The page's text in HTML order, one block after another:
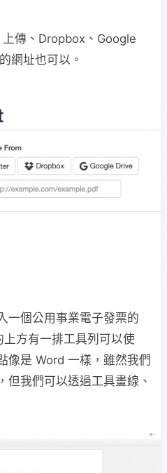
傳、Dropbox、Google
網址也可以。
一個公用事業電子發票的
方有一排工具列可以使
像是 Word 一樣，雖然我們
但我們可以透過工具畫線、